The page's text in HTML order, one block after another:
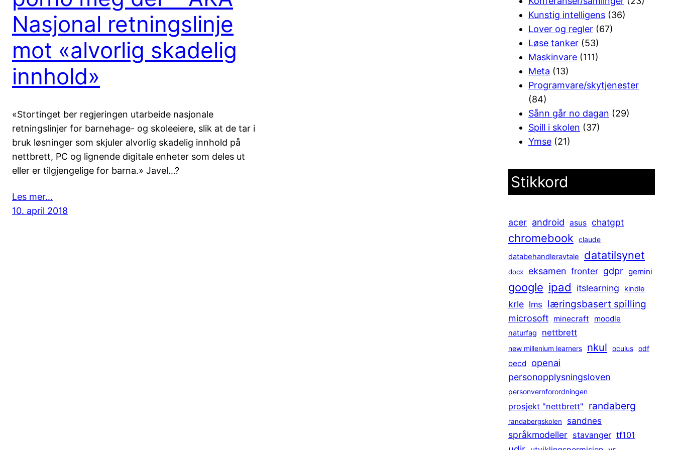
Nasjonal retningslinje
mot «alvorlig skadelig
innhold»
«Stortinget ber regjeringen utarbeide nasjonale
retningslinjer for barnehage- og skoleeiere, slik at de tar i
bruk løsninger som skjuler alvorlig skadelig innhold på
nettbrett, PC og lignende digitale enheter som deles ut
eller er tilgjengelige for barna.» Javel…?
Les mer…
10. april 2018
Kunstig intelligens (36)
Lover og regler (67)
Løse tanker (53)
Maskinvare (111)
Meta (13)
Programvare/skytjenester
(84)
Sånn går no dagan (29)
Spill i skolen (37)
Ymse (21)
Stikkord
acer android asus chatgpt
chromebook claude
databehandleravtale datatilsynet
docx eksamen fronter gdpr gemini
google ipad itslearning kindle
krle lms læringsbasert spilling
microsoft minecraft moodle
naturfag nettbrett
new millenium learners nkul oculus odf
oecd openai
personopplysningsloven
personvernforordningen
prosjekt "nettbrett" randaberg
randabergskolen
sandnes
språkmodeller stavanger tf101